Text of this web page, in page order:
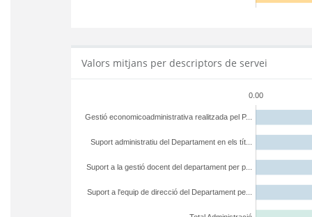
Valors mitjans per descriptors de servei
0.00
Suport a l'equip de direcció del Departament pe...
Suport a la gestió docent del departament per p...
Suport administratiu del Departament en els tít...
Gestió economicoadministrativa realitzada pel P...